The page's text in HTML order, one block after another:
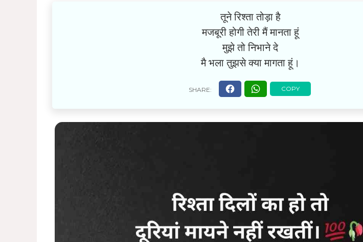
तूने रिश्ता तोड़ा है
मजबूरी होगी तेरी मैं मानता हूं
मुझे तो निभाने दे
मै भला तुझसे क्या मागता हूं।